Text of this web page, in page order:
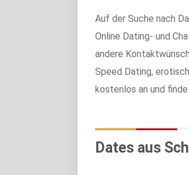
Auf der Suche nach
Online Dating- und
andere
Speed Dating,
kostenlos an und
Dates aus